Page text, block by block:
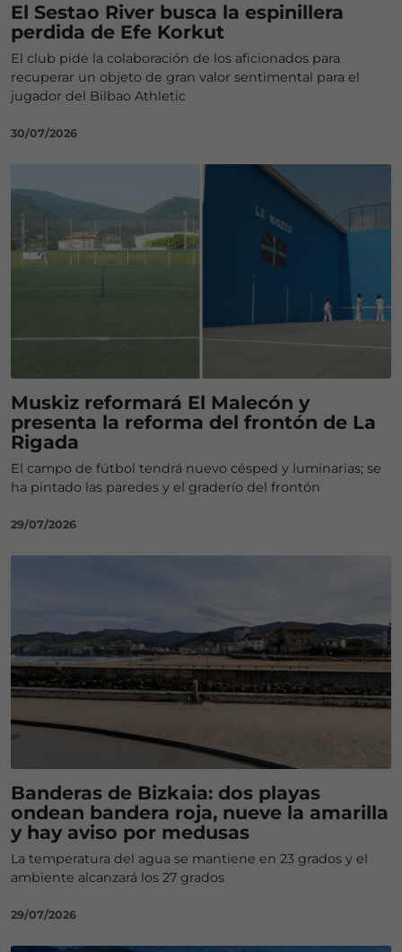
El Sestao River busca la espinillera
perdida de Efe Korkut
El club pide la colaboración de los aficionados para
recuperar un objeto de gran valor sentimental para el
jugador del Bilbao Athletic
30/07/2026
Muskiz reformará El Malecón y
presenta la reforma del frontón de La
Rigada
El campo de fútbol tendrá nuevo césped y luminarias; se
ha pintado las paredes y el graderío del frontón
29/07/2026
Banderas de Bizkaia: dos playas
ondean bandera roja, nueve la amarilla
y hay aviso por medusas
La temperatura del agua se mantiene en 23 grados y el
ambiente alcanzará los 27 grados
29/07/2026